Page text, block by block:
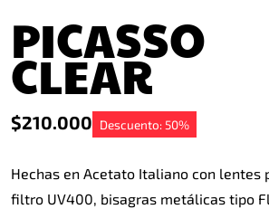
PICASSO
CLEAR
$210.000 Descuento: 50%
Hechas en Acetato Italiano con lentes
filtro UV400, bisagras metálicas tipo